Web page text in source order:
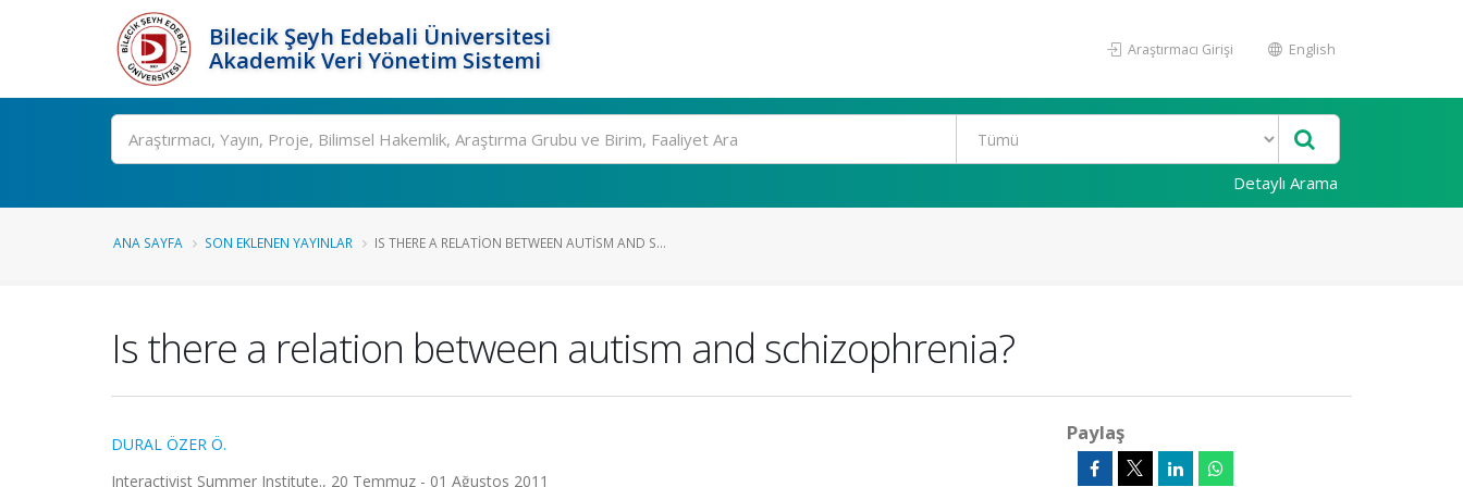
Bilecik Şeyh Edebali Üniversitesi
Akademik Veri Yönetim Sistemi
Araştırmacı Girişi English
Ara
Detaylı Arama
ANA SAYFA SON EKLENEN YAYINLAR IS THERE A RELATION BETWEEN AUTISM AND S...
Is there a relation between autism and schizophrenia?
DURAL ÖZER Ö.
Interactivist Summer Institute., 20 Temmuz - 01 Ağustos 2011
Paylaş